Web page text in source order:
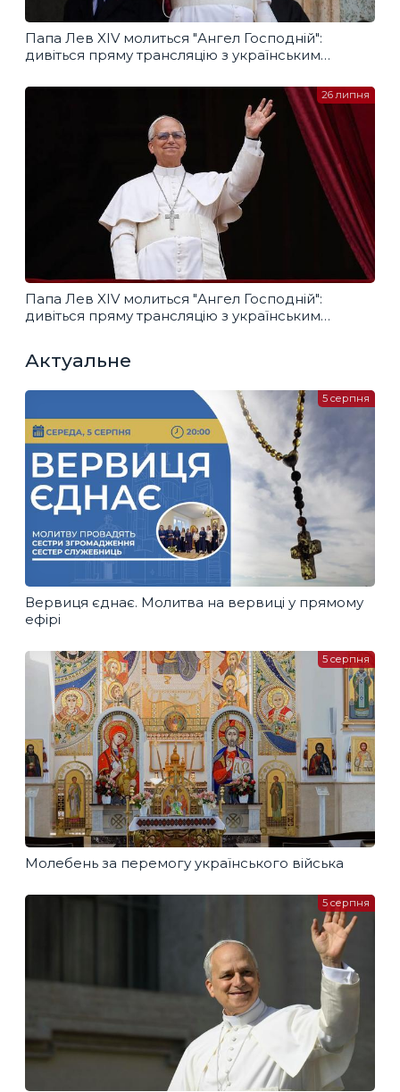
Папа Лев XIV молиться "Ангел Господній":
дивіться пряму трансляцію з українським
Папа Лев XIV молиться "Ангел Господній":
дивіться пряму трансляцію з українським
26 липня
Актуальне
Вервиця єднає. Молитва на вервиці у прямому
ефірі
5 серпня
Молебень за перемогу українського війська
5 серпня
5 серпня